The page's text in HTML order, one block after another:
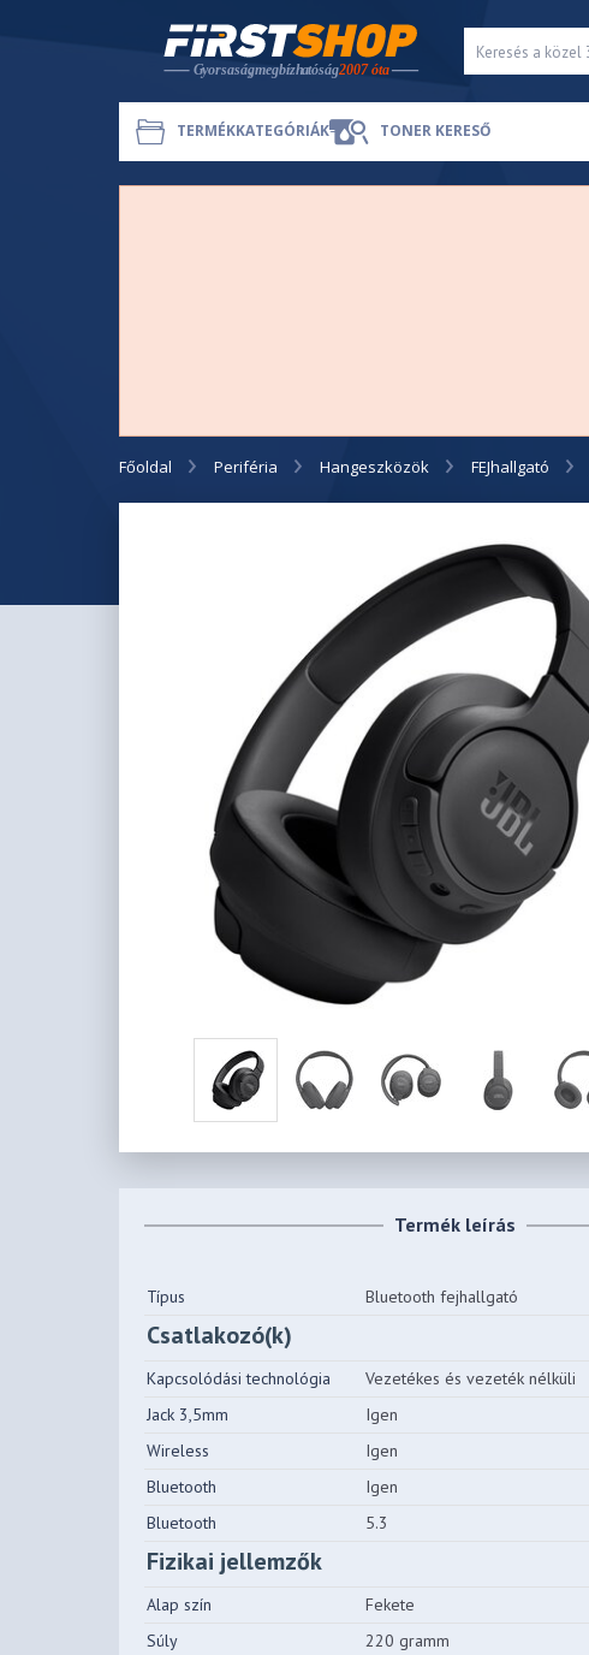
TERMÉKKATEGÓRIÁK TONER KERESŐ
Főoldal Periféria Hangeszközök FEJhallgató
Termék leírás
Típus Bluetooth fejhallgató
Csatlakozó(k)
Kapcsolódási technológia
Vezetékes és vezeték nélküli
Jack 3,5mm
Igen
Wireless
Igen
Bluetooth
Igen
Bluetooth
5.3
Fizikai jellemzők
Alap szín
Fekete
Súly
220 gramm